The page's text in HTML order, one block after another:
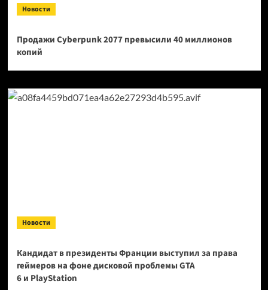
Новости
Продажи Cyberpunk 2077 превысили 40 миллионов
копий
Новости
Кандидат в президенты Франции выступил за права
геймеров на фоне дисковой проблемы GTA
6 и PlayStation